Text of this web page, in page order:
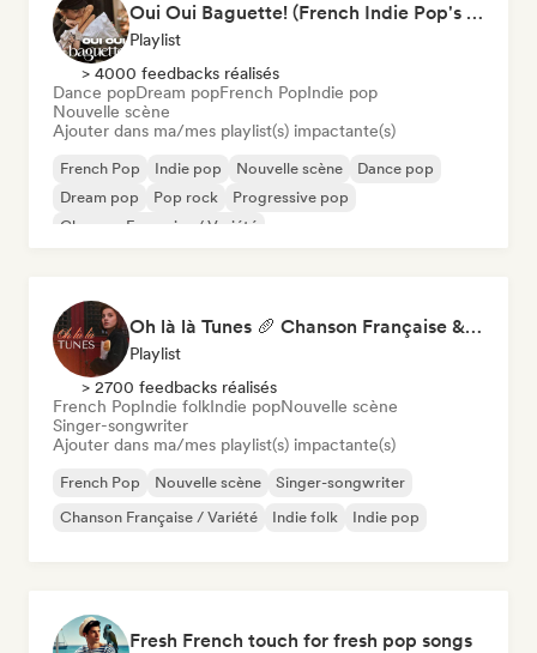
Oui Oui Baguette! (French Indie Pop's Finest)
Playlist
> 4000 feedbacks réalisés
Dance popDream popFrench PopIndie pop
Nouvelle scène
Ajouter dans ma/mes playlist(s) impactante(s)
French Pop Indie pop Nouvelle scène
Dance pop
Dream pop
Pop rock
Progressive pop
Chanson Française / Variété
Oh là là Tunes 🥖 Chanson Française & Nouvelle Scène Française
Playlist
> 2700 feedbacks réalisés
French PopIndie folkIndie popNouvelle scène
Singer-songwriter
Ajouter dans ma/mes playlist(s) impactante(s)
French Pop Nouvelle scène
Singer-songwriter
Chanson Française / Variété
Indie folk Indie pop
Fresh French touch for fresh pop songs